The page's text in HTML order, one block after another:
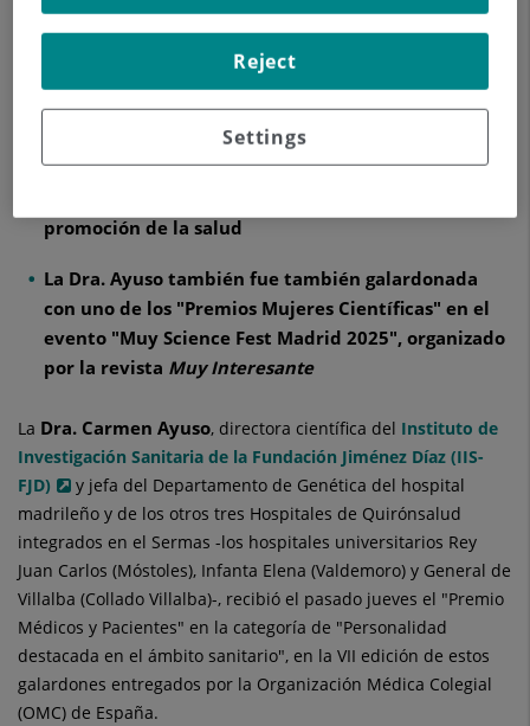
En la VII edición de estos galardones, entregados por la
Organización Médica Colegial de España
reconoce la labor, experiencia y
trayectoria de una profesional, "referente en el
ejercicio de la Medicina, el avance científico y la
buena práctica clínica, que contribuye de manera
promoción de la salud
La Dra. Ayuso también fue también galardonada
con uno de los "Premios Mujeres Científicas" en el
evento "Muy Science Fest Madrid 2025", organizado
por la revista Muy Interesante
La Dra. Carmen Ayuso, directora científica del Instituto de
Investigación Sanitaria de la Fundación Jiménez Díaz (IIS-
FJD)
y jefa del Departamento de Genética del hospital
madrileño y de los otros tres Hospitales de Quirónsalud
integrados en el Sermas -los hospitales universitarios Rey
Juan Carlos (Móstoles), Infanta Elena (Valdemoro) y General de
Villalba (Collado Villalba)-, recibió el pasado jueves el "Premio
Médicos y Pacientes" en la categoría de "Personalidad
destacada en el ámbito sanitario", en la VII edición de estos
galardones entregados por la Organización Médica Colegial
(OMC) de España.
Settings
Reject